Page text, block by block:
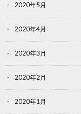
2020年5月
2020年4月
2020年3月
2020年2月
2020年1月